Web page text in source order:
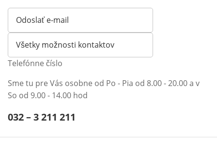
Odoslať e-mail
Otvorí e-mailového klienta
Všetky možnosti kontaktov
Telefónne číslo
Sme tu pre Vás osobne od Po - Pia od 8.00 - 20.00 a v
So od 9.00 - 14.00 hod
Telefónne číslo:
032 – 3 211 211